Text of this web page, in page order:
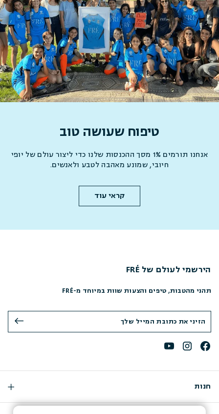
טיפוח שעושה טוב
אנחנו תורמים 1% מסך ההכנסות שלנו כדי ליצור עולם של יופי
חיובי, שמונע מאהבה לטבע ולאנשים.
קראי עוד
הירשמי לעולם של FRÉ
תהני מהטבות, טיפים והצעות שוות במיוחד מ-FRÉ
חנות